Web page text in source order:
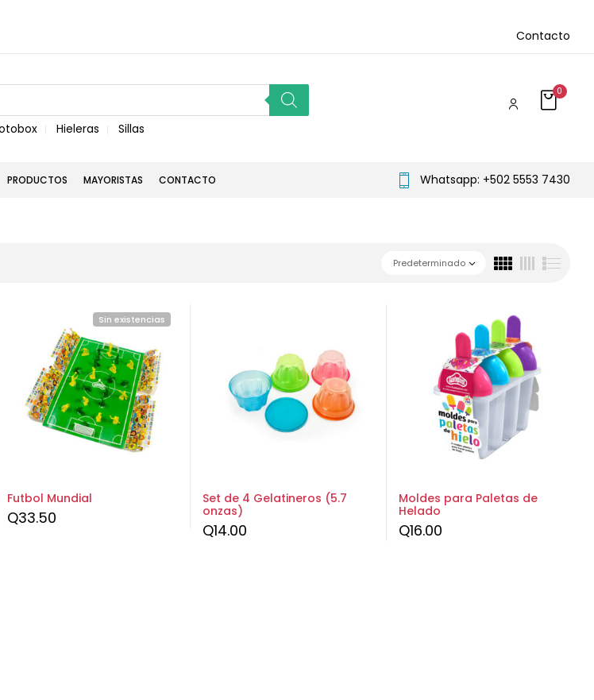
Contacto
Hieleras Sillas
0
PRODUCTOS MAYORISTAS CONTACTO Whatsapp: +502 5553 7430
Predeterminado
Sin existencias
Futbol Mundial
Q33.50
Set de 4 Gelatineros (5.7
onzas)
Q14.00
Moldes para Paletas de
Helado
Q16.00